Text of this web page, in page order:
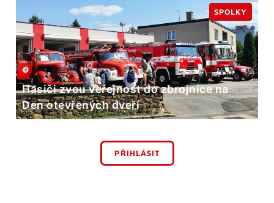
Hasiči zvou veřejnost do zbrojnice na
Den otevřených dveří
SPOLKY
PŘIHLÁSIT